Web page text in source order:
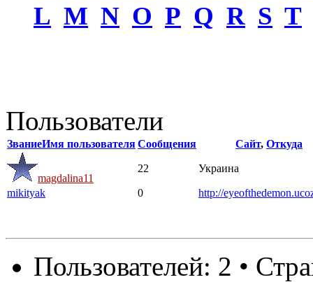
L M N O P Q R S T
Пользователи
ЗваниеИмя пользователяСообщения Сайт, Откуда
magdalina11
22 Украина
mikityak 0 http://
Пользователей: 2 •